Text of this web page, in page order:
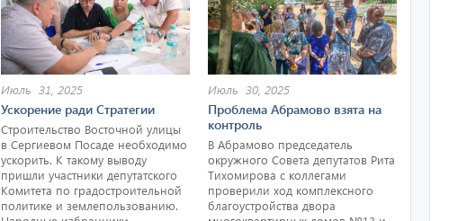
Июль 31, 2025
Ускорение ради Стратегии
Строительство Восточной улицы
в Сергиевом Посаде необходимо
ускорить. К такому выводу
пришли участники депутатского
Комитета по градостроительной
политике и землепользованию.
Июль 30, 2025
Проблема Абрамово взята на
контроль
В Абрамово председатель
окружного Совета депутатов Рита
Тихомирова с коллегами
проверили ход комплексного
благоустройства двора